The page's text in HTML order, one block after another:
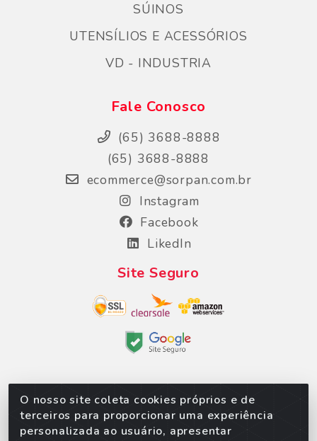
O nosso site coleta cookies próprios e de
terceiros para proporcionar uma experiência
personalizada ao usuário, apresentar
SÚINOS
UTENSÍLIOS E ACESSÓRIOS
VD - INDUSTRIA
Fale Conosco
(65) 3688-8888
(65) 3688-8888
ecommerce@sorpan.com.br
Instagram
Facebook
LikedIn
Site Seguro
Sorpan - Rodovia dos Imigrantes, Lote 06, São
Matheus, Várzea Grande/MT – CEP 78152-135 -